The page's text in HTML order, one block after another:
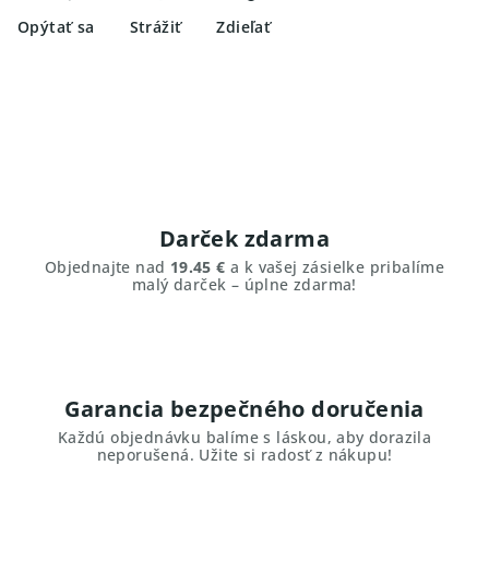
Opýtať sa Strážiť Zdieľať
Darček zdarma
Objednajte nad 19.45 € a k vašej zásielke pribalíme
malý darček – úplne zdarma!
Garancia bezpečného doručenia
Každú objednávku balíme s láskou, aby dorazila
neporušená. Užite si radosť z nákupu!